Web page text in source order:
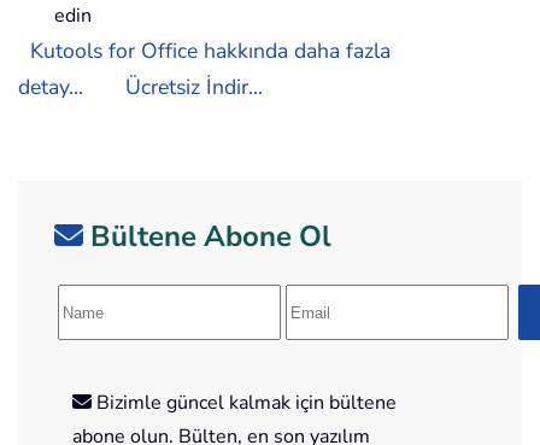
edin
Kutools for Office hakkında daha fazla
detay...
Ücretsiz İndir...
Bültene Abone Ol
Bizimle güncel kalmak için bültene
abone olun. Bülten, en son yazılım